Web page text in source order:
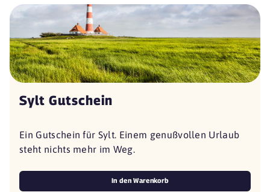
Sylt Gutschein
Ein Gutschein für Sylt. Einem genußvollen Urlaub
steht nichts mehr im Weg.
In den Warenkorb